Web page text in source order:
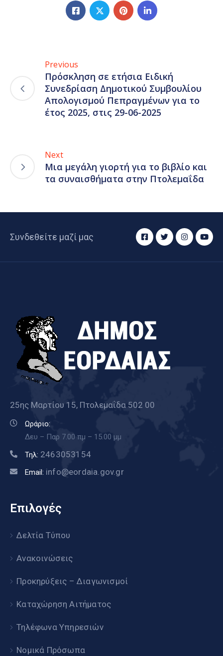
Previous
Πρόσκληση σε ετήσια Ειδική
Συνεδρίαση Δημοτικού Συμβουλίου
Απολογισμού Πεπραγμένων για το
έτος 2025, στις 29-06-2025
Next
Μια μεγάλη γιορτή για το βιβλίο και
τα συναισθήματα στην Πτολεμαΐδα
Συνδεθείτε μαζί μας
25ης Μαρτίου 15, Πτολεμαΐδα 502 00
Ωράριο:
Δευ – Παρ 7.00 πμ – 15.00 μμ
Τηλ: 2463053154
Email: info@eordaia.gov.gr
Επιλογές
Δελτία Τύπου
Ανακοινώσεις
Προκηρύξεις – Διαγωνισμοί
Καταχώρηση Αιτήματος
Τηλέφωνα Υπηρεσιών
Νομικά Πρόσωπα